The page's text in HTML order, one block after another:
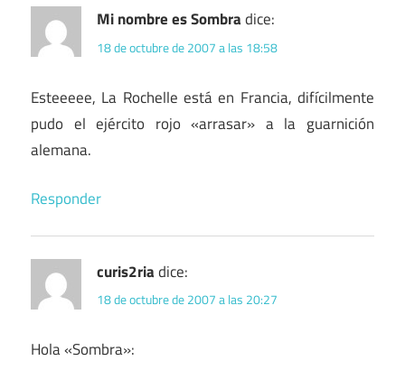
Mi nombre es Sombradice:
18 de octubre de 2007 a las 18:58
Esteeeee, La Rochelle está en Francia, difícilmente
pudo el ejército rojo «arrasar» a la guarnición
alemana.
Responder
curis2riadice:
18 de octubre de 2007 a las 20:27
Hola «Sombra»: